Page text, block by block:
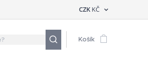
CZK KČ
Košík